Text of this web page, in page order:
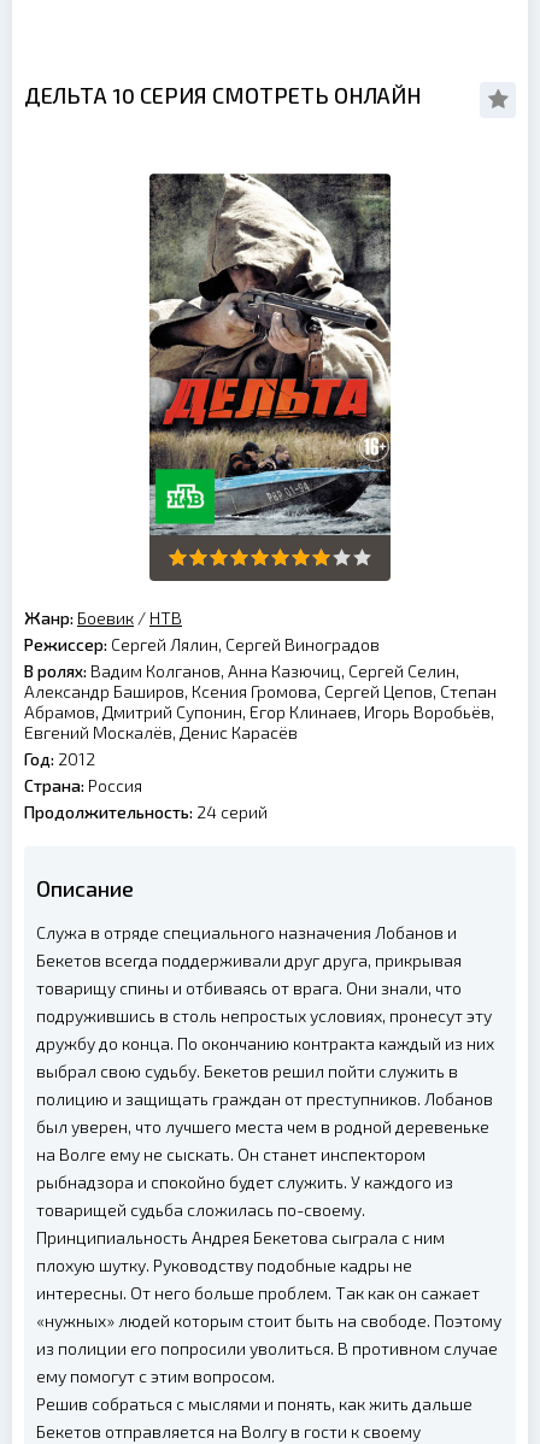
ДЕЛЬТА 10 СЕРИЯ СМОТРЕТЬ ОНЛАЙН
Жанр: Боевик / НТВ
Режиссер: Сергей Лялин, Сергей Виноградов
В ролях: Вадим Колганов, Анна Казючиц, Сергей Селин,
Александр Баширов, Ксения Громова, Сергей Цепов, Степан
Абрамов, Дмитрий Супонин, Егор Клинаев, Игорь Воробьёв,
Евгений Москалёв, Денис Карасёв
Год: 2012
Страна: Россия
Продолжительность: 24 серий
Описание
Служа в отряде специального назначения Лобанов и
Бекетов всегда поддерживали друг друга, прикрывая
товарищу спины и отбиваясь от врага. Они знали, что
подружившись в столь непростых условиях, пронесут эту
дружбу до конца. По окончанию контракта каждый из них
выбрал свою судьбу. Бекетов решил пойти служить в
полицию и защищать граждан от преступников. Лобанов
был уверен, что лучшего места чем в родной деревеньке
на Волге ему не сыскать. Он станет инспектором
рыбнадзора и спокойно будет служить. У каждого из
товарищей судьба сложилась по-своему.
Принципиальность Андрея Бекетова сыграла с ним
плохую шутку. Руководству подобные кадры не
интересны. От него больше проблем. Так как он сажает
«нужных» людей которым стоит быть на свободе. Поэтому
из полиции его попросили уволиться. В противном случае
ему помогут с этим вопросом.
Решив собраться с мыслями и понять, как жить дальше
Бекетов отправляется на Волгу в гости к своему